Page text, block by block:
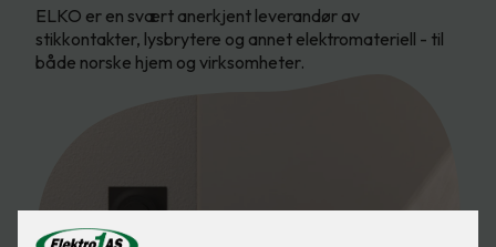
ELKO er en svært anerkjent leverandør av
stikkontakter, lysbrytere og annet elektromateriell - til
både norske hjem og virksomheter.